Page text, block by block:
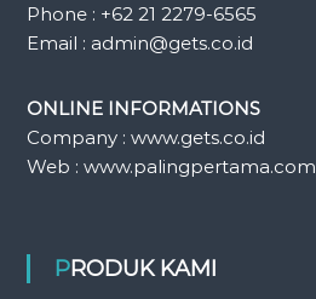
Phone : +62 21 2279-6565
Email : admin@gets.co.id
ONLINE INFORMATIONS
Company : www.gets.co.id
Web : www.palingpertama.com
PRODUK KAMI